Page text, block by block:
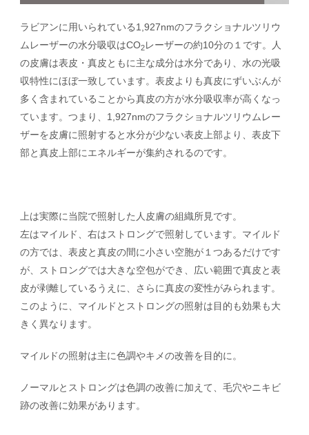
ラビアンに用いられている1,927nmのフラクショナルツリウ
ムレーザーの水分吸収はCO2レーザーの約10分の１です。人
の皮膚は表皮・真皮ともに主な成分は水分であり、水の光吸
収特性にほぼ一致しています。表皮よりも真皮にずいぶんが
多く含まれていることから真皮の方が水分吸収率が高くなっ
ています。つまり、1,927nmのフラクショナルツリウムレー
ザーを皮膚に照射すると水分が少ない表皮上部より、表皮下
部と真皮上部にエネルギーが集約されるのです。
上は実際に当院で照射した人皮膚の組織所見です。
左はマイルド、右はストロングで照射しています。マイルド
の方では、表皮と真皮の間に小さい空胞が１つあるだけです
が、ストロングでは大きな空包ができ、広い範囲で真皮と表
皮が剥離しているうえに、さらに真皮の変性がみられます。
このように、マイルドとストロングの照射は目的も効果も大
きく異なります。
マイルドの照射は主に色調やキメの改善を目的に。
ノーマルとストロングは色調の改善に加えて、毛穴やニキビ
跡の改善に効果があります。